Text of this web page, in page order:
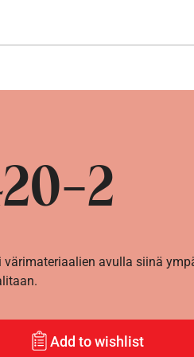
2
avulla siinä
Add to wishlist